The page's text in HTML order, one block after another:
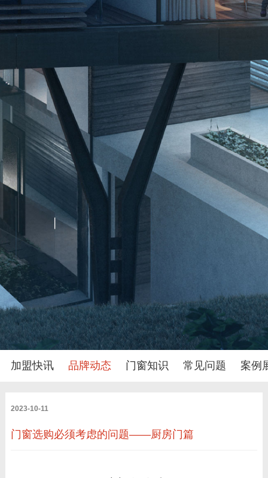
加盟快讯 品牌动态 门窗知识 常见问题 案例
2023-10-11
门窗选购必须考虑的问题——厨房门篇